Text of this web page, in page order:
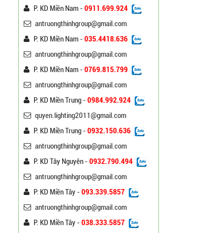
P. KD Miền Nam - 0911.699.924
antruongthinhgroup@gmail.com
P. KD Miền Nam - 035.4418.636
antruongthinhgroup@gmail.com
P. KD Miền Nam - 0769.815.799
antruongthinhgroup@gmail.com
P. KD Miền Trung - 0984.992.924
quyen.lighting2011@gmail.com
P. KD Miền Trung - 0932.150.636
antruongthinhgroup@gmail.com
P. KD Tây Nguyên - 0932.790.494
antruongthinhgroup@gmail.com
P. KD Miền Tây - 093.339.5857
antruongthinhgroup@gmail.com
P. KD Miền Tây - 038.333.5857
Cột Đèn Cao Áp Tròn Côn
Cần Đơn Kiểu Đẹp
Liên hệ
Trụ Đèn Chiếu Sáng Cao
Áp Tròn Côn Cần Đôi Kiểu
K212
Liên hệ
Đèn Đường Led Cao Áp
120W ATT
Liên hệ